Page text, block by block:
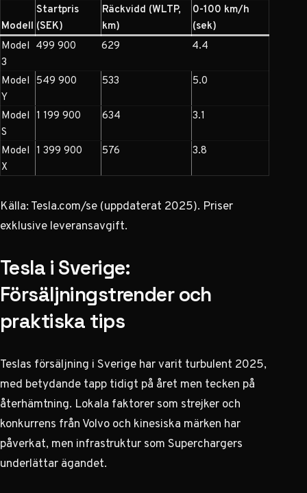
Modell
Startpris
(SEK)
Räckvidd (WLTP,
km)
0-100 km/h
(sek)
Model
3
499 900 629 4.4
Model
Y
549 900 533 5.0
Model
S
1 199 900 634 3.1
Model
X
1 399 900 576 3.8
Källa: Tesla.com/se (uppdaterat 2025). Priser
exklusive leveransavgift.
Tesla i Sverige:
Försäljningstrender och
praktiska tips
Teslas försäljning i Sverige har varit turbulent 2025,
med betydande tapp tidigt på året men tecken på
återhämtning. Lokala faktorer som strejker och
konkurrens från Volvo och kinesiska märken har
påverkat, men infrastruktur som Superchargers
underlättar ägandet.